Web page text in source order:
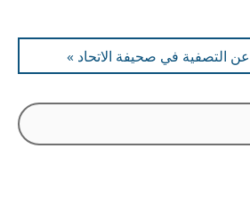
عن التصفية في صحيفة الاتحاد »